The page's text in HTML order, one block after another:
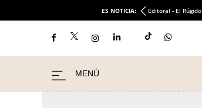
ES NOTICIA: Editoral - El Rúgido